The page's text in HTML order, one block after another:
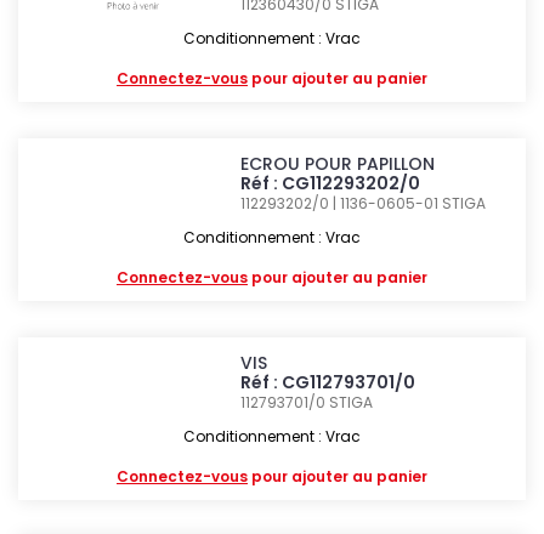
112360430/0 STIGA
Conditionnement : Vrac
Connectez-vous pour ajouter au panier
ECROU POUR PAPILLON
Réf : CG112293202/0
112293202/0 | 1136-0605-01 STIGA
Conditionnement : Vrac
Connectez-vous pour ajouter au panier
VIS
Réf : CG112793701/0
112793701/0 STIGA
Conditionnement : Vrac
Connectez-vous pour ajouter au panier